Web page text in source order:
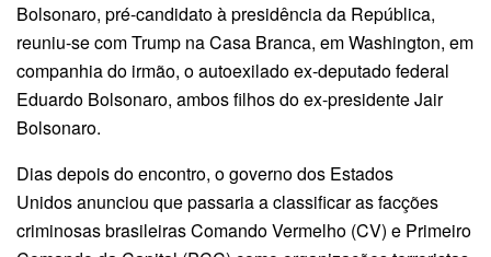
Bolsonaro, pré-candidato à presidência da República,
reuniu-se com Trump na Casa Branca, em Washington, em
companhia do irmão, o autoexilado ex-deputado federal
Eduardo Bolsonaro, ambos filhos do ex-presidente Jair
Bolsonaro.
Dias depois do encontro, o governo dos Estados
Unidos anunciou que passaria a classificar as facções
criminosas brasileiras Comando Vermelho (CV) e Primeiro